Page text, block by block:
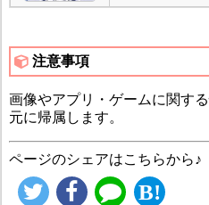
注意事項
画像やアプリ・ゲームに関す
元に帰属します。
ページのシェアはこちらから♪